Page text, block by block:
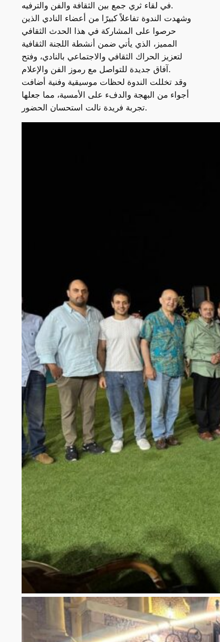
في لقاء ثري جمع بين الثقافة والفن والترفيه.
وشهدت الندوة تفاعلاً كبيرًا من أعضاء النادي الذين
حرصوا على المشاركة في هذا الحدث الثقافي
المميز، الذي يأتي ضمن أنشطة اللجنة الثقافية
لتعزيز الحراك الثقافي والاجتماعي بالنادي، وفتح
آفاق جديدة للتواصل مع رموز الفن والإعلام.
وقد تخللت الندوة لحظات موسيقية وفنية أضافت
أجواء من البهجة والدفء على الأمسية، مما جعلها
تجربة فريدة نالت استحسان الحضور.